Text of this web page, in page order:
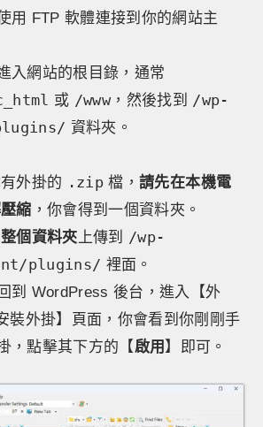
用 FTP 軟體連接到你的網站主
入網站的根目錄，通常
或 /www ，然後找到 /wp-
資料夾。
外掛的 .zip 檔，請先在本機電
縮 ，你會得到一個資料夾。
整個資料夾上傳到 /wp-
plugins/ 裡面。
到 WordPress 後台，進入【外
裝外掛】頁面，你會看到你剛剛手
，點擊其下方的【啟用 】即可。